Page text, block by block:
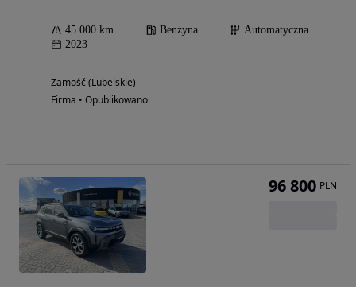
45 000 km Benzyna
Automatyczna
2023
Zamość (Lubelskie)
Firma • Opublikowano
96 800 PLN